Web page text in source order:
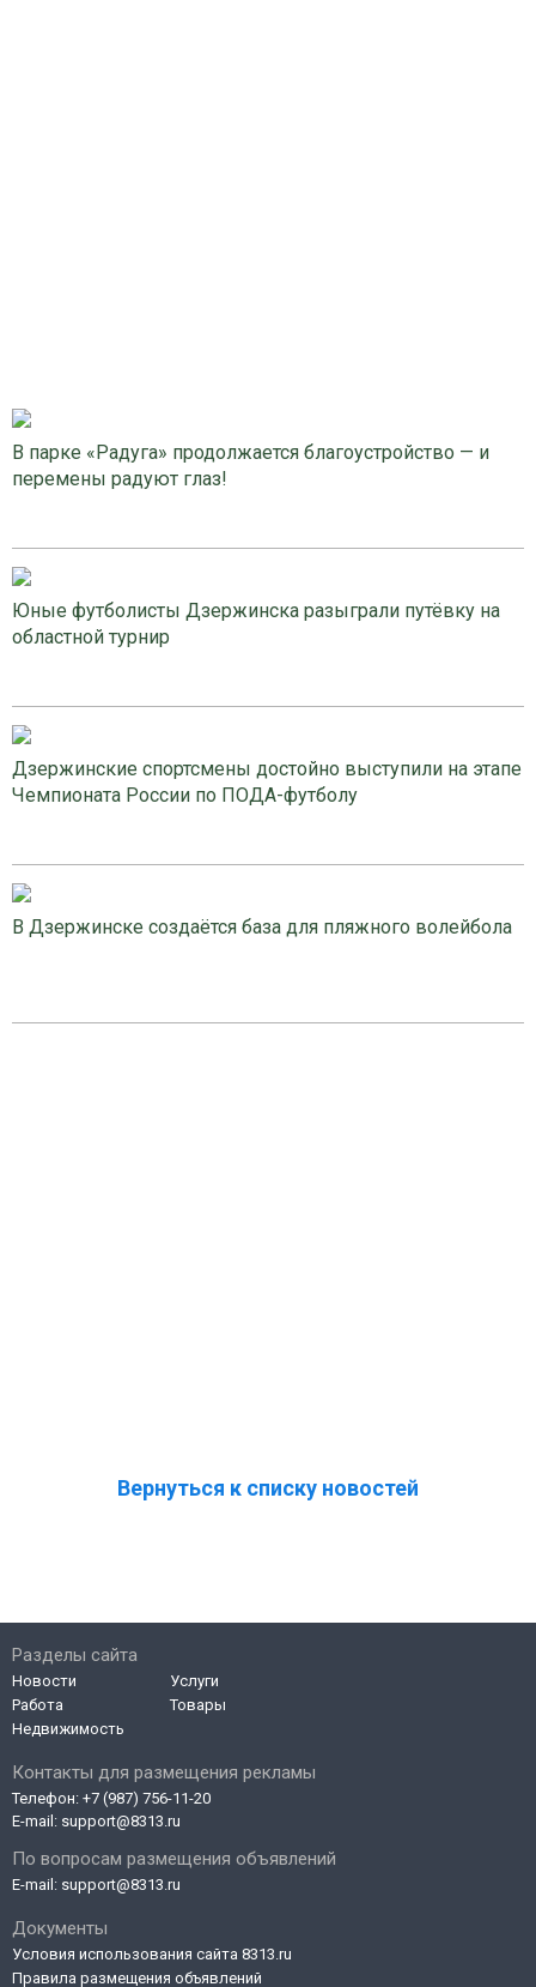
В парке «Радуга» продолжается благоустройство — и
перемены радуют глаз!
Юные футболисты Дзержинска разыграли путёвку на
областной турнир
Дзержинские спортсмены достойно выступили на этапе
Чемпионата России по ПОДА-футболу
В Дзержинске создаётся база для пляжного волейбола
Вернуться к списку новостей
Контакты для размещения рекламы
Телефон: +7 (987) 756-11-20
E-mail: support@8313.ru
По вопросам размещения объявлений
E-mail: support@8313.ru
Документы
Условия использования сайта 8313.ru
Правила размещения объявлений
Разделы сайта
Новости
Работа
Недвижимость
Услуги
Товары